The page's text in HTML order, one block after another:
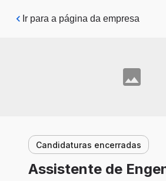
Pular para o conteúdo principal
Ir para a página da empresa
Candidaturas encerradas
Assistente de